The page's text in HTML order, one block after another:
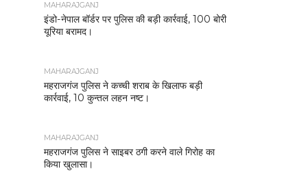
MAHARAJGANJ
इंडो-नेपाल बॉर्डर पर पुलिस की बड़ी कार्रवाई, 100 बोरी
यूरिया बरामद।
MAHARAJGANJ
महराजगंज पुलिस ने कच्ची शराब के खिलाफ बड़ी
कार्रवाई, 10 कुन्तल लहन नष्ट।
MAHARAJGANJ
महराजगंज पुलिस ने साइबर ठगी करने वाले गिरोह का
किया खुलासा।